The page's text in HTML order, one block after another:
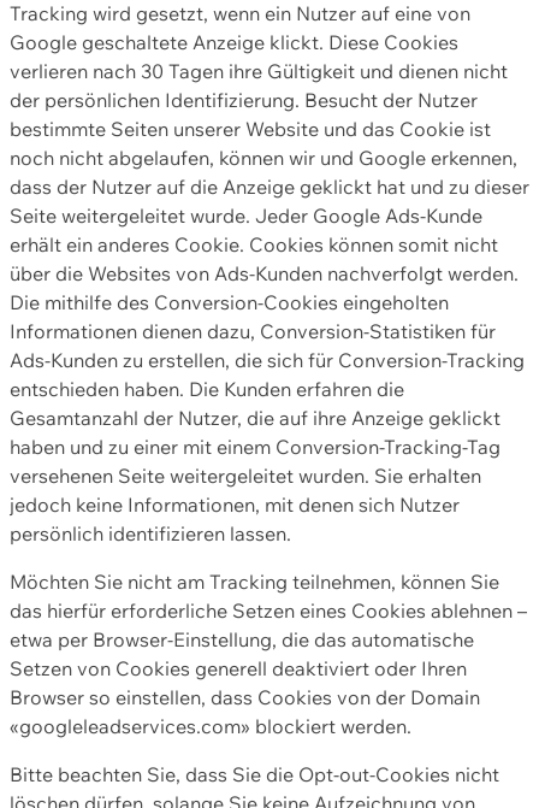
Tracking wird gesetzt, wenn ein Nutzer auf eine von
Google geschaltete Anzeige klickt. Diese Cookies
verlieren nach 30 Tagen ihre Gültigkeit und dienen nicht
der persönlichen Identifizierung. Besucht der Nutzer
bestimmte Seiten unserer Website und das Cookie ist
noch nicht abgelaufen, können wir und Google erkennen,
dass der Nutzer auf die Anzeige geklickt hat und zu dieser
Seite weitergeleitet wurde. Jeder Google Ads-Kunde
erhält ein anderes Cookie. Cookies können somit nicht
über die Websites von Ads-Kunden nachverfolgt werden.
Die mithilfe des Conversion-Cookies eingeholten
Informationen dienen dazu, Conversion-Statistiken für
Ads-Kunden zu erstellen, die sich für Conversion-Tracking
entschieden haben. Die Kunden erfahren die
Gesamtanzahl der Nutzer, die auf ihre Anzeige geklickt
haben und zu einer mit einem Conversion-Tracking-Tag
versehenen Seite weitergeleitet wurden. Sie erhalten
jedoch keine Informationen, mit denen sich Nutzer
persönlich identifizieren lassen.
Möchten Sie nicht am Tracking teilnehmen, können Sie
das hierfür erforderliche Setzen eines Cookies ablehnen –
etwa per Browser-Einstellung, die das automatische
Setzen von Cookies generell deaktiviert oder Ihren
Browser so einstellen, dass Cookies von der Domain
«googleleadservices.com» blockiert werden.
Bitte beachten Sie, dass Sie die Opt-out-Cookies nicht